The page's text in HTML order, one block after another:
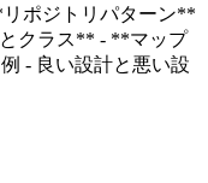
ポジトリパターン**
クラス** - **マップ
- 良い設計と悪い設